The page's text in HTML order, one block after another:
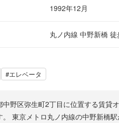
1992年12月
丸ノ内線 中野新橋
#エレベータ
中野区弥生町2丁目に位置する賃貸
が魅力のビジネスエリアです。 東京メトロ丸ノ内線の中野新